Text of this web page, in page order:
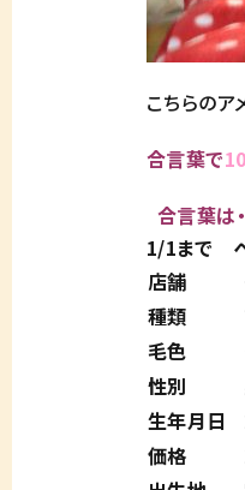
こちらのア
合言葉で
合言葉は・
1/1まで
店舗
種類
毛色
性別
生年月日
価格